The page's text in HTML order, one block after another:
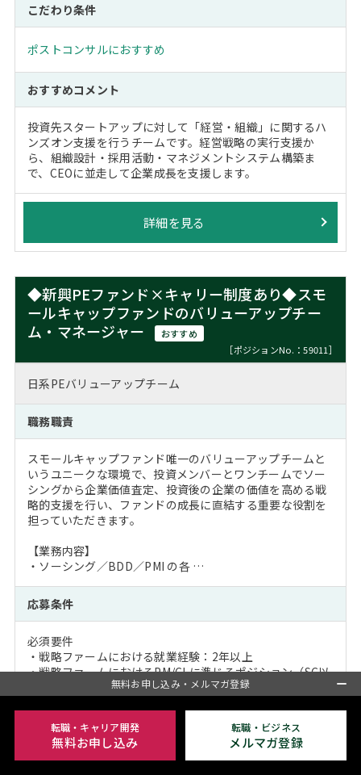
こだわり条件
ポストコンサルにおすすめ
おすすめコメント
投資先スタートアップに対して「経営・組織」に関するハ
ンズオン支援を行うチームです。経営戦略の実行支援か
ら、組織設計・採用活動・マネジメントシステム構築ま
で、CEOに並走して企業成長を支援します。
詳細を見る
◆新興PEファンド×キャリー制度あり◆スモ
ールキャップファンドのバリューアップチー
ム・マネージャー
おすすめ
［ポジションNo.：59011］
日系PEバリューアップチーム
職務職責
スモールキャップファンド唯一のバリューアップチームと
いうユニークな環境で、投資メンバーとワンチームでソー
シングから企業価値査定、投資後の企業の価値を高める戦
略的支援を行い、ファンドの成長に直結する重要な役割を
担っていただきます。
【業務内容】
・ソーシング／BDD／PMI の各 …
応募条件
必須要件
・戦略ファームにおける就業経験：2年以上
・戦略ファームにおけるPM/CLに準じるポジション（SC以
上）での経験：1年以上
尚可要件
・BDD、バリューアッププロジェクトな …
無料お申し込み・メルマガ登録
転職・キャリア開発
無料お申し込み
転職・ビジネス
メルマガ登録